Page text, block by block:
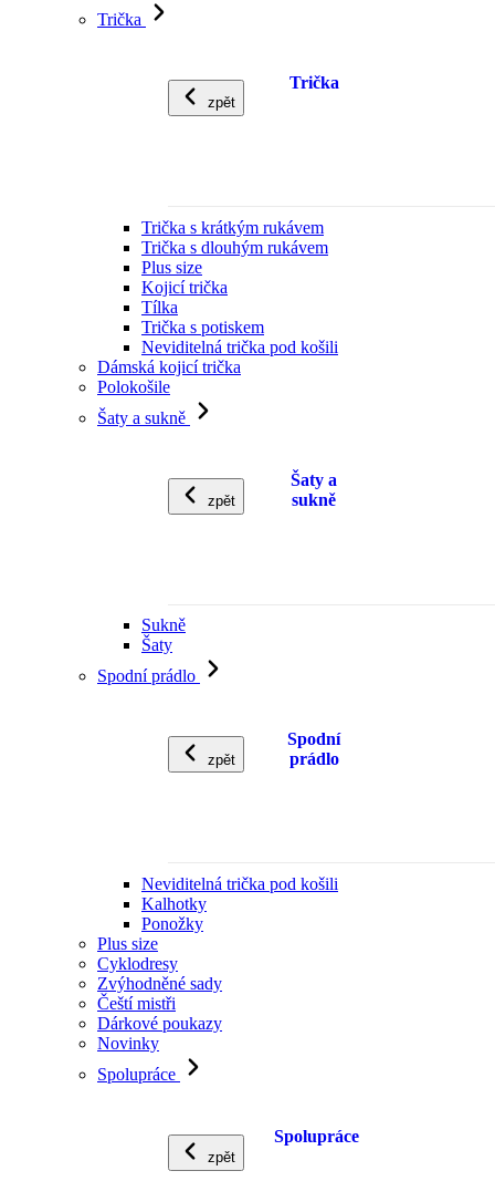
Trička
zpět
Trička
Trička s krátkým rukávem
Trička s dlouhým rukávem
Plus size
Kojicí trička
Tílka
Trička s potiskem
Neviditelná trička pod košili
Dámská kojicí trička
Polokošile
Šaty a sukně
zpět
Šaty a
sukně
Sukně
Šaty
Spodní prádlo
zpět
Spodní
prádlo
Neviditelná trička pod košili
Kalhotky
Ponožky
Plus size
Cyklodresy
Zvýhodněné sady
Čeští mistři
Dárkové poukazy
Novinky
Spolupráce
zpět
Spolupráce